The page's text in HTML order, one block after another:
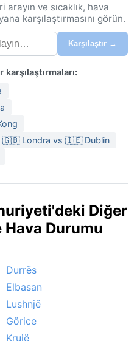
ve sıcaklık, hava
karşılaştırmasını görün.
Karşılaştır →
🇬🇧 Londra vs 🇮🇪 Dublin
Diğer
Durumu
Durrës
Elbasan
Lushnjë
Görice
Krujë